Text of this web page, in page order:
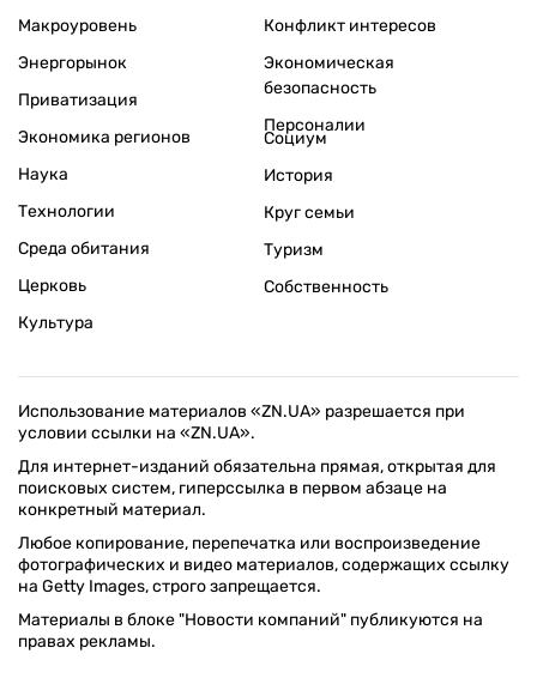
Макроуровень
Энергорынок
Приватизация
Экономика регионов
Конфликт интересов
Экономическая
безопасность
Персоналии
Наука
Технологии
Среда обитания
Церковь
Культура
Социум
История
Круг семьи
Туризм
Собственность
Использование материалов «ZN.UA» разрешается при
условии ссылки на «ZN.UA».
Для интернет-изданий обязательна прямая, открытая для
поисковых систем, гиперссылка в первом абзаце на
конкретный материал.
Любое копирование, перепечатка или воспроизведение
фотографических и видео материалов, содержащих ссылку
на Getty Images, строго запрещается.
Материалы в блоке "Новости компаний" публикуются на
правах рекламы.